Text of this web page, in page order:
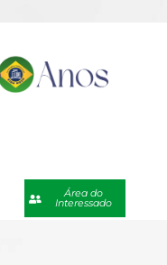
Área do
Interessado